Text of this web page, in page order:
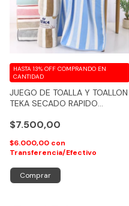
JUEGO DE TOALLA Y TOALLON
TEKA SECADO RAPIDO
$7.500,00
HASTA 13% OFF COMPRANDO EN
CANTIDAD
$6.000,00 con
Transferencia/Efectivo